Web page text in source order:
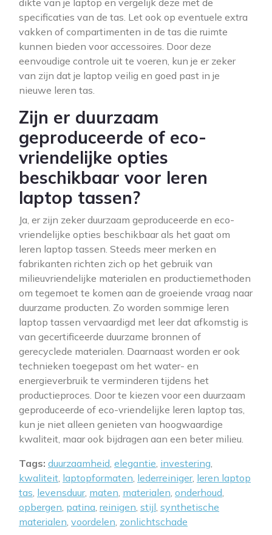
dikte van je laptop en vergelijk deze met de
specificaties van de tas. Let ook op eventuele extra
vakken of compartimenten in de tas die ruimte
kunnen bieden voor accessoires. Door deze
eenvoudige controle uit te voeren, kun je er zeker
van zijn dat je laptop veilig en goed past in je
nieuwe leren tas.
Zijn er duurzaam
geproduceerde of eco-
vriendelijke opties
beschikbaar voor leren
laptop tassen?
Ja, er zijn zeker duurzaam geproduceerde en eco-
vriendelijke opties beschikbaar als het gaat om
leren laptop tassen. Steeds meer merken en
fabrikanten richten zich op het gebruik van
milieuvriendelijke materialen en productiemethoden
om tegemoet te komen aan de groeiende vraag naar
duurzame producten. Zo worden sommige leren
laptop tassen vervaardigd met leer dat afkomstig is
van gecertificeerde duurzame bronnen of
gerecyclede materialen. Daarnaast worden er ook
technieken toegepast om het water- en
energieverbruik te verminderen tijdens het
productieproces. Door te kiezen voor een duurzaam
geproduceerde of eco-vriendelijke leren laptop tas,
kun je niet alleen genieten van hoogwaardige
kwaliteit, maar ook bijdragen aan een beter milieu.
Tags: duurzaamheid, elegantie, investering,
kwaliteit, laptopformaten, lederreiniger, leren laptop
tas, levensduur, maten, materialen, onderhoud,
opbergen, patina, reinigen, stijl, synthetische
materialen, voordelen, zonlichtschade